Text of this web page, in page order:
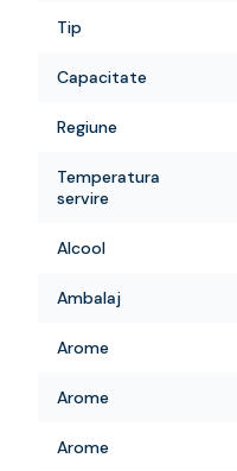
Tip
Capacitate
Regiune
Temperatura
servire
Alcool
Ambalaj
Arome
Arome
Arome